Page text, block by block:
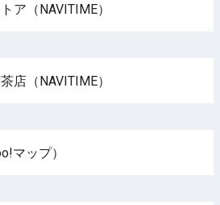
ア（NAVITIME）
店（NAVITIME）
マップ）